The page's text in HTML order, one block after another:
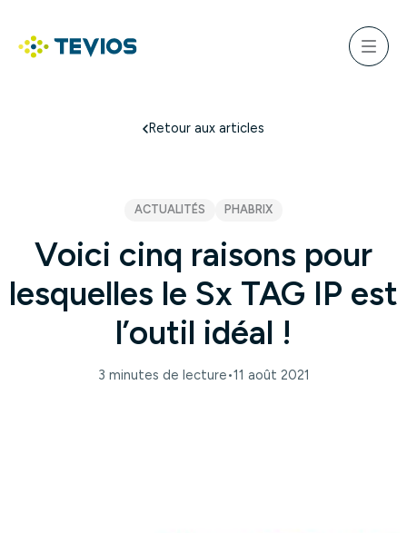
contenu
Menu
Voici cinq raisons pour
lesquelles le Sx TAG IP est
l’outil idéal !
Retour aux articles
ACTUALITÉS PHABRIX
3 minutes de lecture•11 août 2021